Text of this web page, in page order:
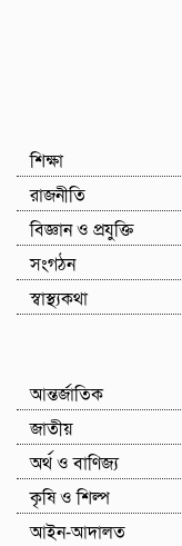
শিক্ষা
রাজনীতি
বিজ্ঞান ও প্রযুক্তি
সংগঠন
স্বাস্থ্যকথা
আন্তর্জাতিক
জাতীয়
অর্থ ও বাণিজ্য
কৃষি ও শিল্প
আইন-আদালত